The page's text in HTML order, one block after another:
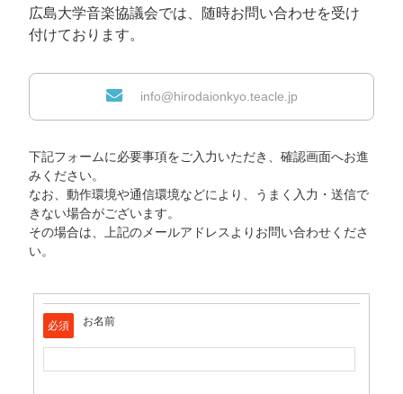
リンク集
お問い合わせ
プライバシーポリシー
広島大学音楽協議会では、随時お問い合わせを受け
付けております。
info@hirodaionkyo.teacle.jp
下記フォームに必要事項をご入力いただき、確認画面へお進
みください。
なお、動作環境や通信環境などにより、うまく入力・送信で
きない場合がございます。
その場合は、上記のメールアドレスよりお問い合わせくださ
い。
必須 お名前